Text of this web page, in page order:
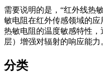
需要说明的是，“红外线热
敏电阻在红外传感领域的
热敏电阻的温度敏感特性
层）增强对辐射的响应能力
分类